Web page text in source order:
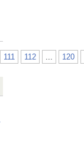
111 112 ... 120